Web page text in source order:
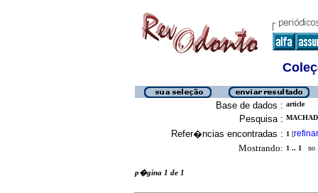
Base de dados : article
Pesquisa :
Refer�ncias encontradas : 1 [refinar
Mostrando: 1 .. 1 no
p�gina 1 de 1